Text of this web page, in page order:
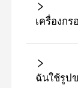
เครื่องก
ฉันใช้รูป